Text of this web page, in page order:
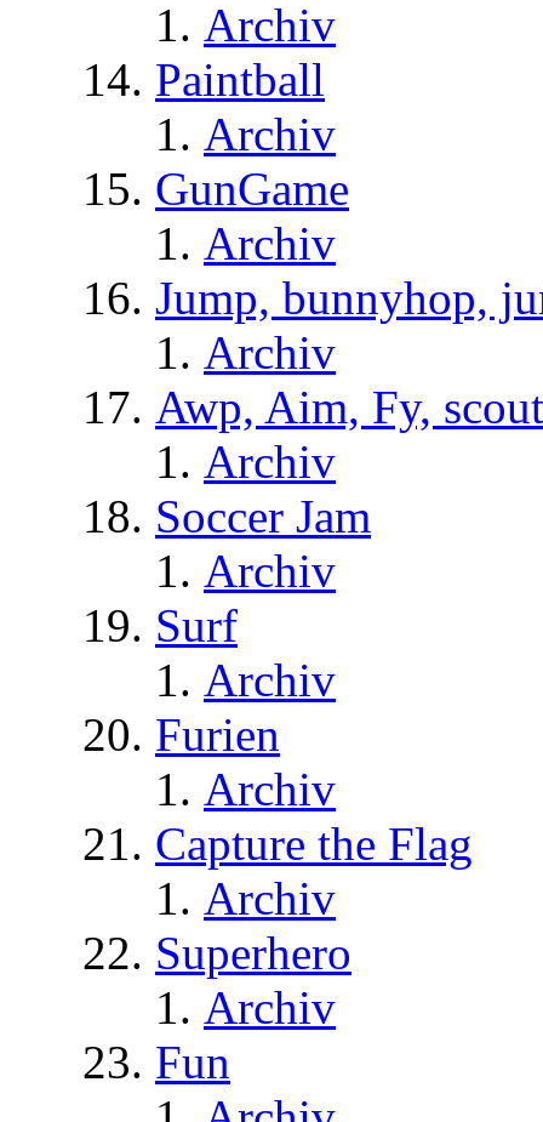
Archiv
Paintball
Archiv
GunGame
Archiv
Jump, bunnyhop,
Archiv
Awp, Aim, Fy,
Archiv
Soccer Jam
Archiv
Surf
Archiv
Furien
Archiv
Capture the Flag
Archiv
Superhero
Archiv
Fun